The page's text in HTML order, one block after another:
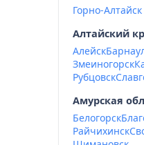
Горно-Алтайск
Алтайский
Алейск
Змеиногорск
Рубцовск
Амурская
Белогорск
Райчихинск